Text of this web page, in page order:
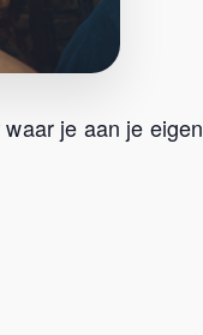
je aan je eigen